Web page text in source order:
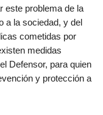
este problema de la
a la sociedad, y del
cometidas por
medidas
Defensor, para quien
y protección a